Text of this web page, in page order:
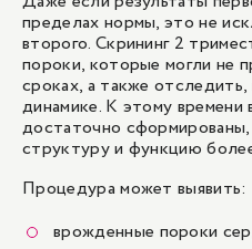
пределах нормы, это не
второго. Скрининг 2
пороки, которые могли не
сроках, а также отследить,
динамике. К этому времени
достаточно
структуру и функцию
Процедура может выявить:
врожденные пороки